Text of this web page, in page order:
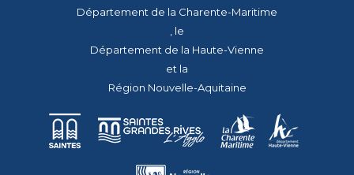
Département de la Charente-Maritime
, le
Département de la Haute-Vienne
et la
Région Nouvelle-Aquitaine